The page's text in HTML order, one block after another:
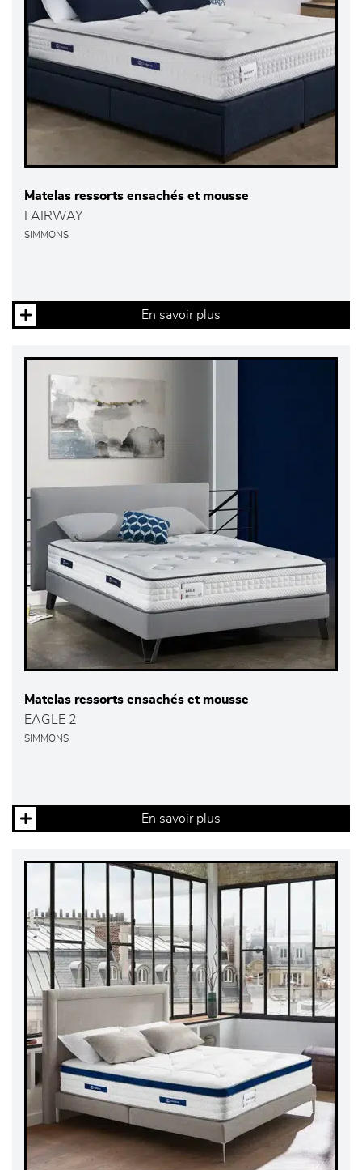
Matelas ressorts ensachés et mousse
FAIRWAY
SIMMONS
En savoir plus
Matelas ressorts ensachés et mousse
EAGLE 2
SIMMONS
En savoir plus